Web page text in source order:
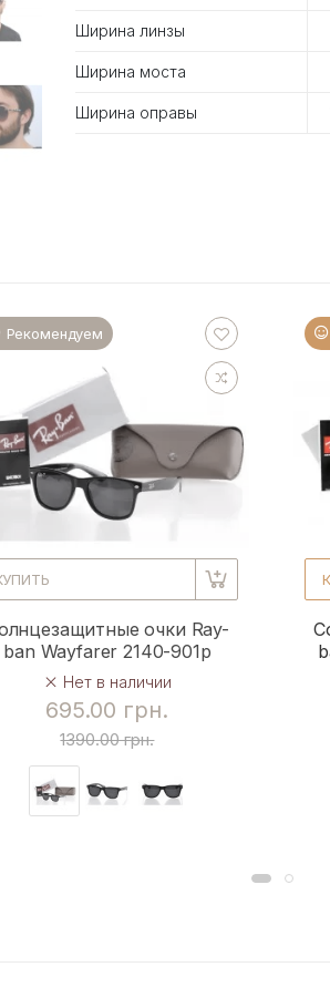
Ширина линзы
Ширина моста
Ширина оправы
Рекомендуем
очки Ray-
ban Wayfarer 2140-901p
Нет в наличии
695.00 грн.
1390.00 грн.